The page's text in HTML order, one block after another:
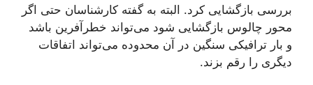
بررسی بازگشایی کرد. البته به گفته کارشناسان حتی اگر
محور چالوس بازگشایی شود می‌تواند خطرآفرین باشد
و بار ترافیکی سنگین در آن محدوده می‌تواند اتفاقات
دیگری را رقم بزند.